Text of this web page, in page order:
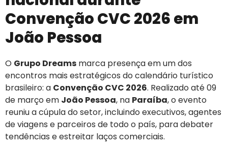
Convenção CVC 2026 em
João Pessoa
O Grupo Dreams marca presença em um dos
encontros mais estratégicos do calendário turístico
brasileiro: a Convenção CVC 2026. Realizado até 09
de março em João Pessoa, na Paraíba, o evento
reuniu a cúpula do setor, incluindo executivos, agentes
de viagens e parceiros de todo o país, para debater
tendências e estreitar laços comerciais.